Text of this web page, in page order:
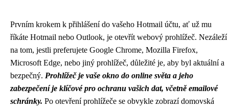
Prvním krokem k přihlášení do vašeho Hotmail účtu, ať už mu
říkáte Hotmail nebo Outlook, je otevřít webový prohlížeč. Nezáleží
na tom, jestli preferujete Google Chrome, Mozilla Firefox,
Microsoft Edge, nebo jiný prohlížeč, důležité je, aby byl aktuální a
bezpečný. Prohlížeč je vaše okno do online světa a jeho
zabezpečení je klíčové pro ochranu vašich dat, včetně emailové
schránky. Po otevření prohlížeče se obvykle zobrazí domovská